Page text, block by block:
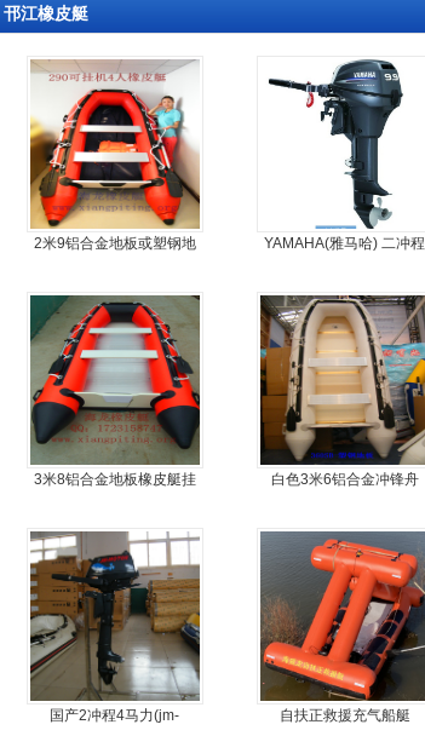
邗江橡皮艇
2米9铝合金地板或塑钢地
舟
YAMAHA(雅马哈) 二冲程
3米8铝合金地板橡皮艇挂
白色3米6铝合金冲锋舟
国产2冲程4马力(jm-
自扶正救援充气船艇